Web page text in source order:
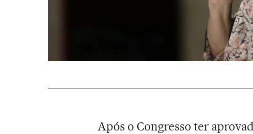
Após o Congresso ter